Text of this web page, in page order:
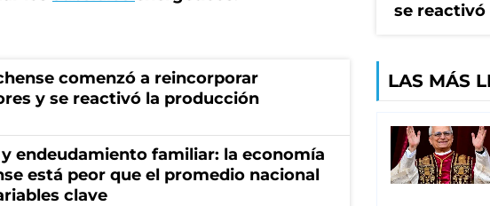
comenzó a reincorporar
y se reactivó la producción
endeudamiento familiar: la economía
está peor que el promedio nacional
clave
se
LAS MÁS